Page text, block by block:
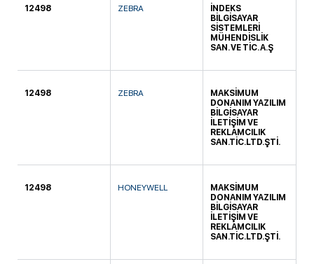
12498 ZEBRA
İNDEKS
BİLGİSAYAR
SİSTEMLERİ
MÜHENDİSLİK
SAN. VE TİC. A.Ş
12498 ZEBRA
MAKSİMUM
DONANIM YAZILIM
BİLGİSAYAR
İLETİŞİM VE
REKLAMCILIK
SAN.TİC.LTD.ŞTİ.
12498 HONEYWELL
MAKSİMUM
DONANIM YAZILIM
BİLGİSAYAR
İLETİŞİM VE
REKLAMCILIK
SAN.TİC.LTD.ŞTİ.